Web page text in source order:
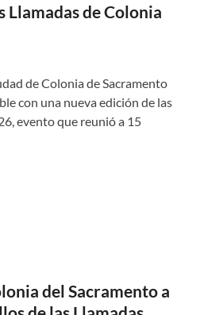
Llamadas de Colonia
de Colonia de Sacramento
con una nueva edición de las
evento que reunió a 15
del Sacramento a